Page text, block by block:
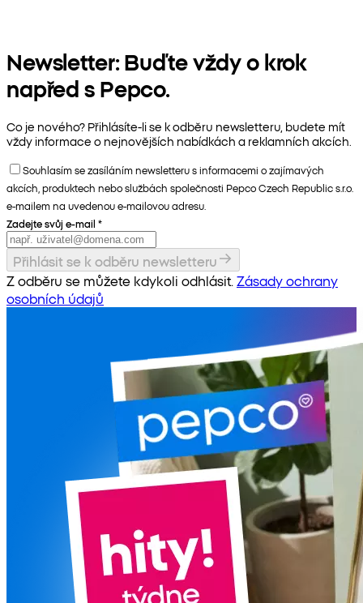
Newsletter: Buďte vždy o krok
napřed s Pepco.
Co je nového? Přihlásíte-li se k odběru newsletteru, budete mít
vždy informace o nejnovějších nabídkách a reklamních akcích.
Souhlasím se zasíláním newsletteru s informacemi o zajímavých
akcích, produktech nebo službách společnosti Pepco Czech Republic s.r.o.
e-mailem na uvedenou e-mailovou adresu.
Zadejte svůj e-mail *
Přihlásit se k odběru newsletteru
Z odběru se můžete kdykoli odhlásit. Zásady ochrany
osobních údajů